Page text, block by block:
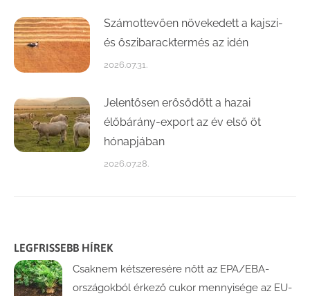
Számottevően növekedett a kajszi-
és őszibaracktermés az idén
2026.07.31.
Jelentősen erősödött a hazai
élőbárány-export az év első öt
hónapjában
2026.07.28.
LEGFRISSEBB HÍREK
Csaknem kétszeresére nőtt az EPA/EBA-
országokból érkező cukor mennyisége az EU-